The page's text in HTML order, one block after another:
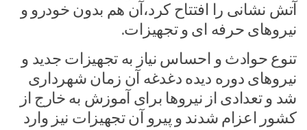
آتش نشانی را افتتاح کرد،آن هم بدون خودرو و
نیروهای حرفه ای و تجهیزات.
تنوع حوادث و احساس نیاز به تجهیزات جدید و
نیروهای دوره دیده دغدغه آن زمان شهرداری
شد و تعدادی از نیروها برای آموزش به خارج از
کشور اعزام شدند و پیرو آن تجهیزات نیز وارد